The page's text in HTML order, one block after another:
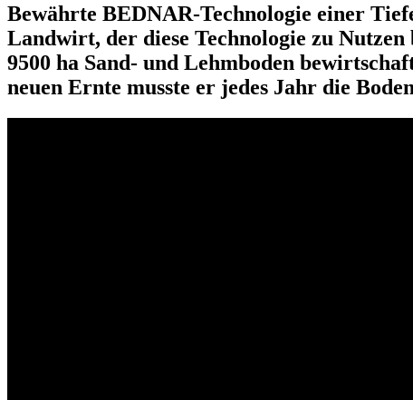
Bewährte BEDNAR-Technologie einer
Landwirt, der diese Technologie zu
9500 ha Sand- und Lehmboden
neuen Ernte musste er jedes Jahr die